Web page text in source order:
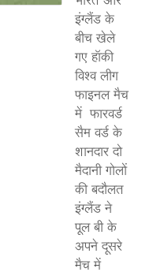
इंग्लैंड के
बीच खेले
गए हॉकी
विश्व लीग
फाइनल मैच
में फारवर्ड
सैम वर्ड के
शानदार दो
मैदानी गोलों
की बदौलत
इंग्लैंड ने
पूल बी के
अपने दूसरे
मैच में